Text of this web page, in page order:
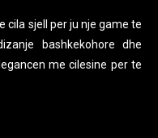
cila sjell per ju nje game te
bashkekohore dhe
me cilesine per te